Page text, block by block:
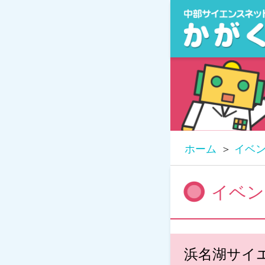
ホーム イベ
イベ
浜名湖サイ